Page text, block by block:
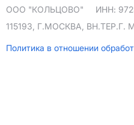
ООО "КОЛЬЦОВО" ИНН:
115193, Г.МОСКВА,
Политика в отношении